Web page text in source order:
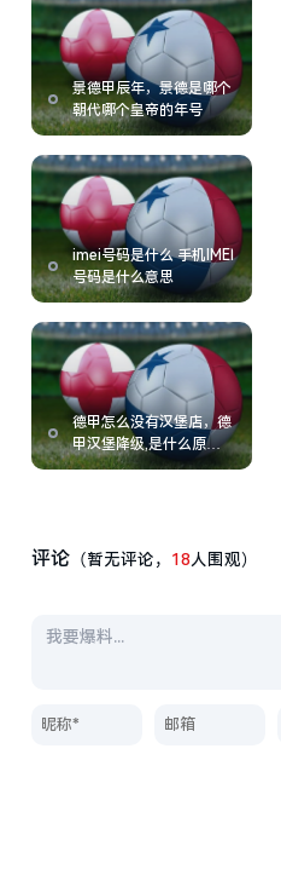
景德甲辰年，景德是哪个
朝代哪个皇帝的年号
imei号码是什么 手机IMEI
号码是什么意思
德甲怎么没有汉堡店，德
甲汉堡降级,是什么原因
呢
评论 （暂无评论， 18人围观）